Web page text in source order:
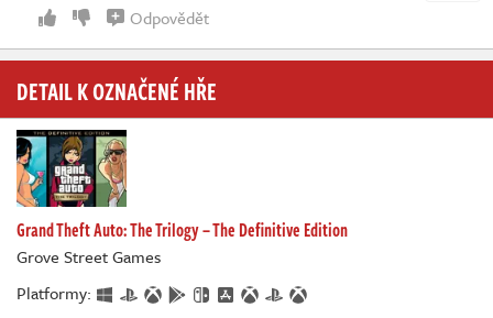
Odpovědět
DETAIL K OZNAČENÉ HŘE
Grand Theft Auto: The Trilogy – The Definitive Edition
Grove Street Games
Platformy: